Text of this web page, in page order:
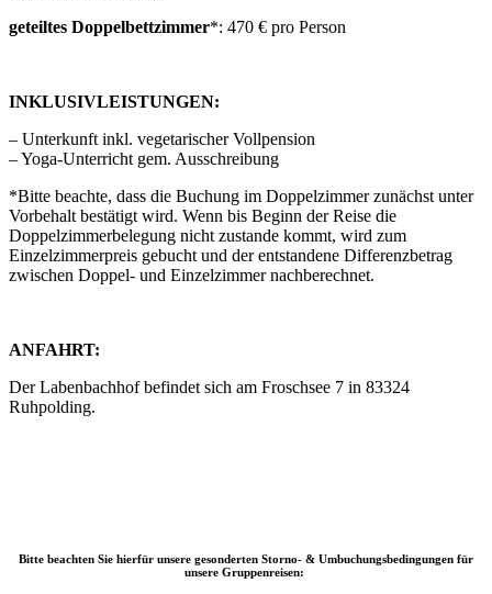
geteiltes Doppelbettzimmer*: 470 € pro Person
INKLUSIVLEISTUNGEN:
– Unterkunft inkl. vegetarischer Vollpension
– Yoga-Unterricht gem. Ausschreibung
*Bitte beachte, dass die Buchung im Doppelzimmer zunächst unter
Vorbehalt bestätigt wird. Wenn bis Beginn der Reise die
Doppelzimmerbelegung nicht zustande kommt, wird zum
Einzelzimmerpreis gebucht und der entstandene Differenzbetrag
zwischen Doppel- und Einzelzimmer nachberechnet.
ANFAHRT:
Der Labenbachhof befindet sich am Froschsee 7 in 83324
Ruhpolding.
Bitte beachten Sie hierfür unsere gesonderten Storno- & Umbuchungsbedingungen für
unsere Gruppenreisen: